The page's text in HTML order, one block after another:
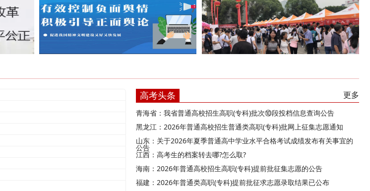
高考头条 更多
青海省：我省普通高校招生高职(专科)批次⑩段投档信息查询公告
黑龙江：2026年普通高校招生普通类高职(专科)批网上征集志愿通知
山东：关于2026年夏季普通高中学业水平合格考试成绩发布有关事宜的
公告
江西：高考生的档案转去哪?怎么取?
海南：2026年普通高校招生高职(专科)提前批征集志愿的公告
福建：2026年普通类高职(专科)提前批征求志愿录取结果已公布